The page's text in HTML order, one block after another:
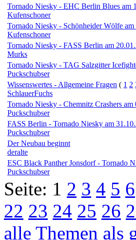
Tornado Niesky - EHC Berlin Blues am
Kufenschoner
Tornado Niesky - Schönheider Wölfe
Kufenschoner
Tornado Niesky - FASS Berlin am
Murks
Tornado Niesky - TAG Salzgitter
Puckschubser
Wissenswertes - Allgemeine Fragen ( 1 2
SchlauerFuchs
Tornado Niesky - Chemnitz Crashers am
Puckschubser
FASS Berlin - Tornado Niesky am
Puckschubser
Der Neubau beginnt
deralte
ESC Black Panther Jonsdorf - Tornado
Puckschubser
Seite: 1 2 3 4 5 6
22 23 24 25 26
alle Themen als